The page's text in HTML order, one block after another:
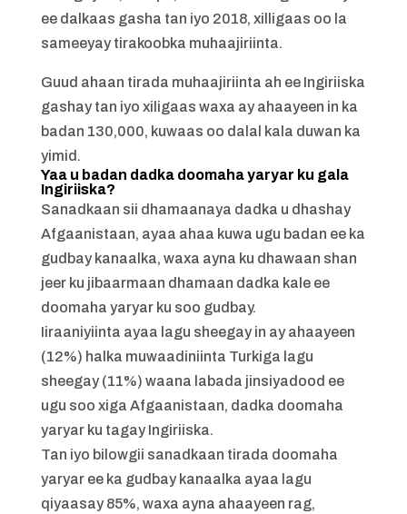
ee dalkaas gasha tan iyo 2018, xilligaas oo la
sameeyay tirakoobka muhaajiriinta.
Guud ahaan tirada muhaajiriinta ah ee Ingiriiska
gashay tan iyo xiligaas waxa ay ahaayeen in ka
badan 130,000, kuwaas oo dalal kala duwan ka
yimid.
Yaa u badan dadka doomaha yaryar ku gala
Ingiriiska?
Sanadkaan sii dhamaanaya dadka u dhashay
Afgaanistaan, ayaa ahaa kuwa ugu badan ee ka
gudbay kanaalka, waxa ayna ku dhawaan shan
jeer ku jibaarmaan dhamaan dadka kale ee
doomaha yaryar ku soo gudbay.
Iiraaniyiinta ayaa lagu sheegay in ay ahaayeen
(12%) halka muwaadiniinta Turkiga lagu
sheegay (11%) waana labada jinsiyadood ee
ugu soo xiga Afgaanistaan, dadka doomaha
yaryar ku tagay Ingiriiska.
Tan iyo bilowgii sanadkaan tirada doomaha
yaryar ee ka gudbay kanaalka ayaa lagu
qiyaasay 85%, waxa ayna ahaayeen rag,